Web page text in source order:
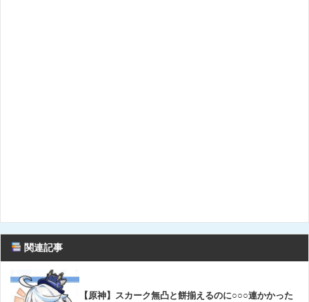
関連記事
【原神】スカーク無凸と餅揃えるのに○○○連かかった